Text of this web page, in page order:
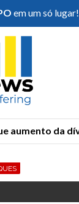
em um só lugar!
da